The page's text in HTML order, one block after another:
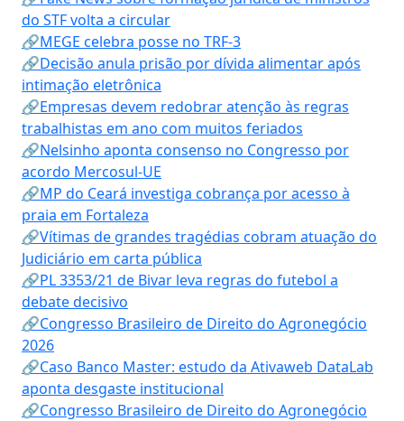
do STF volta a circular
🔗MEGE celebra posse no TRF-3
🔗Decisão anula prisão por dívida alimentar após
intimação eletrônica
🔗Empresas devem redobrar atenção às regras
trabalhistas em ano com muitos feriados
🔗Nelsinho aponta consenso no Congresso por
acordo Mercosul-UE
🔗MP do Ceará investiga cobrança por acesso à
praia em Fortaleza
🔗Vítimas de grandes tragédias cobram atuação do
Judiciário em carta pública
🔗PL 3353/21 de Bivar leva regras do futebol a
debate decisivo
🔗Congresso Brasileiro de Direito do Agronegócio
2026
🔗Caso Banco Master: estudo da Ativaweb DataLab
aponta desgaste institucional
🔗Congresso Brasileiro de Direito do Agronegócio